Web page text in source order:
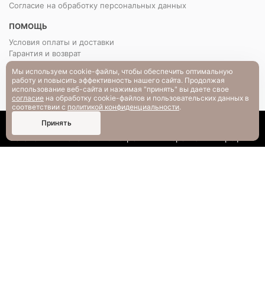
Каталог Поиск
Согласие на обработку персональных данных
ПОМОЩЬ
Условия оплаты и доставки
Гарантия и возврат
РАЗМЕРНАЯ СЕТКА
Вопрос-ответ
Мы используем cookie-файлы, чтобы обеспечить оптимальную
работу и повысить эффективность нашего сайта. Продолжая
использование веб-сайта и нажимая "принять" вы даете свое
согласие на обработку cookie-файлов и пользовательских данных в
соответствии с политикой конфиденциальности.
Принять